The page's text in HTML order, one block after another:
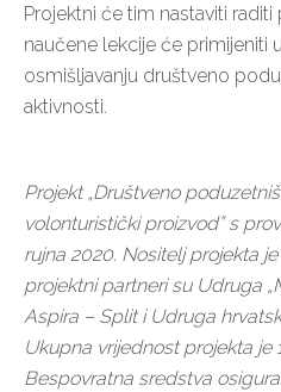
Projektni će tim nastaviti
naučene lekcije će primijeniti
osmišljavanju društveno
aktivnosti.
Projekt „Društveno
volonturistički proizvod” s
rujna 2020. Nositelj projekta
projektni partneri su Udruga
Aspira – Split i Udruga
Ukupna vrijednost projekta je
Bespovratna sredstva